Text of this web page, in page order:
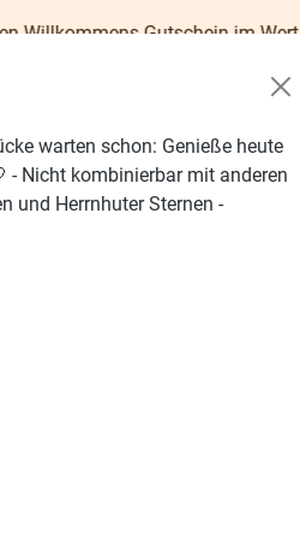
Gutschein im Wert von 5,00 €
warten schon: Genieße heute
- Nicht kombinierbar mit anderen
und Herrnhuter Sternen -